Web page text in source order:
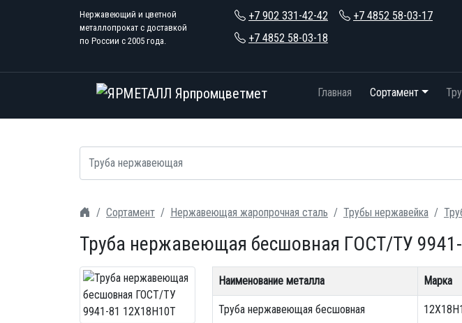
Нержавеющий и цветной
металлопрокат с доставкой
по России с 2005 года.
+7 902 331-42-42
+7 4852 58-03-17
+7 4852 58-03-18
Главная Сортамент
Сортамент Нержавеющая жаропрочная сталь Трубы нержавейка
Труба нержавеющая бесшовная ГОСТ/ТУ
Наименование металла Марка
Труба нержавеющая бесшовная